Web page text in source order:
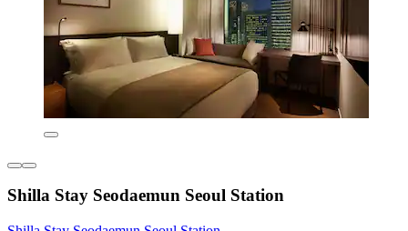
Shilla Stay Seodaemun Seoul Station